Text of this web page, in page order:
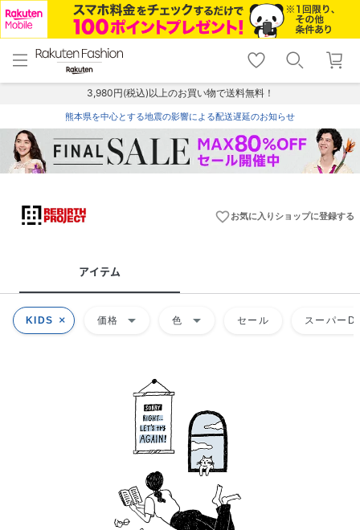
menu home
トップ
shopping_cart lock_outline
ログイン
3,980円(税込)以上のお買い物で送料無料！
熊本県を中心とする地震の影響による配送遅延のお知らせ
favorite_borderお気に入りショップに登録する
アイテム
KIDS 価格 arrow_drop_down 色 arrow_drop_down セール スーパー